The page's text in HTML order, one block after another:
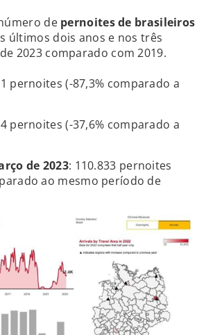
de pernoites de brasileiros
últimos dois anos e nos três
2023 comparado com 2019.
pernoites (-87,3% comparado a
pernoites (-37,6% comparado a
de 2023: 110.833 pernoites
ao mesmo período de